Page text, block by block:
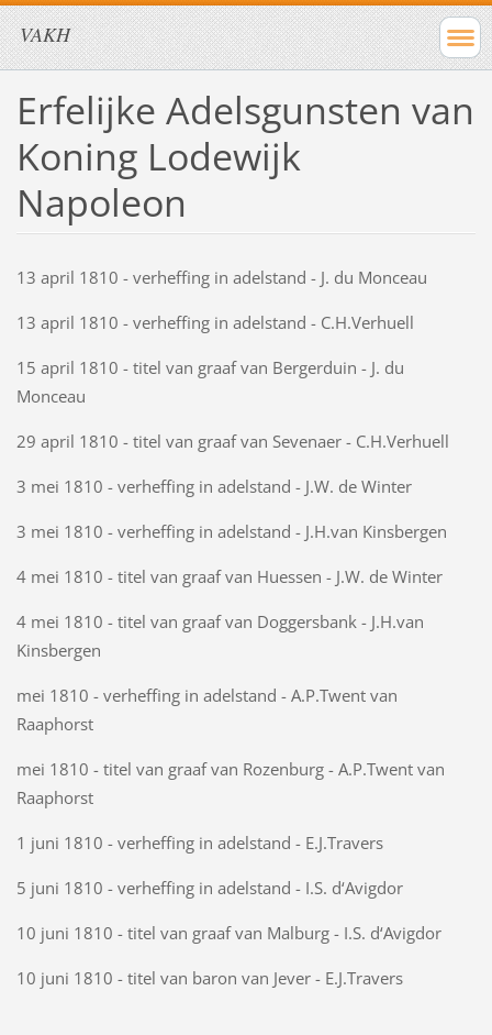
VAKH
Erfelijke Adelsgunsten van
Koning Lodewijk
Napoleon
13 april 1810 - verheffing in adelstand - J. du Monceau
13 april 1810 - verheffing in adelstand - C.H.Verhuell
15 april 1810 - titel van graaf van Bergerduin - J. du
Monceau
29 april 1810 - titel van graaf van Sevenaer - C.H.Verhuell
3 mei 1810 - verheffing in adelstand - J.W. de Winter
3 mei 1810 - verheffing in adelstand - J.H.van Kinsbergen
4 mei 1810 - titel van graaf van Huessen - J.W. de Winter
4 mei 1810 - titel van graaf van Doggersbank - J.H.van
Kinsbergen
mei 1810 - verheffing in adelstand - A.P.Twent van
Raaphorst
mei 1810 - titel van graaf van Rozenburg - A.P.Twent van
Raaphorst
1 juni 1810 - verheffing in adelstand - E.J.Travers
5 juni 1810 - verheffing in adelstand - I.S. d‘Avigdor
10 juni 1810 - titel van graaf van Malburg - I.S. d‘Avigdor
10 juni 1810 - titel van baron van Jever - E.J.Travers